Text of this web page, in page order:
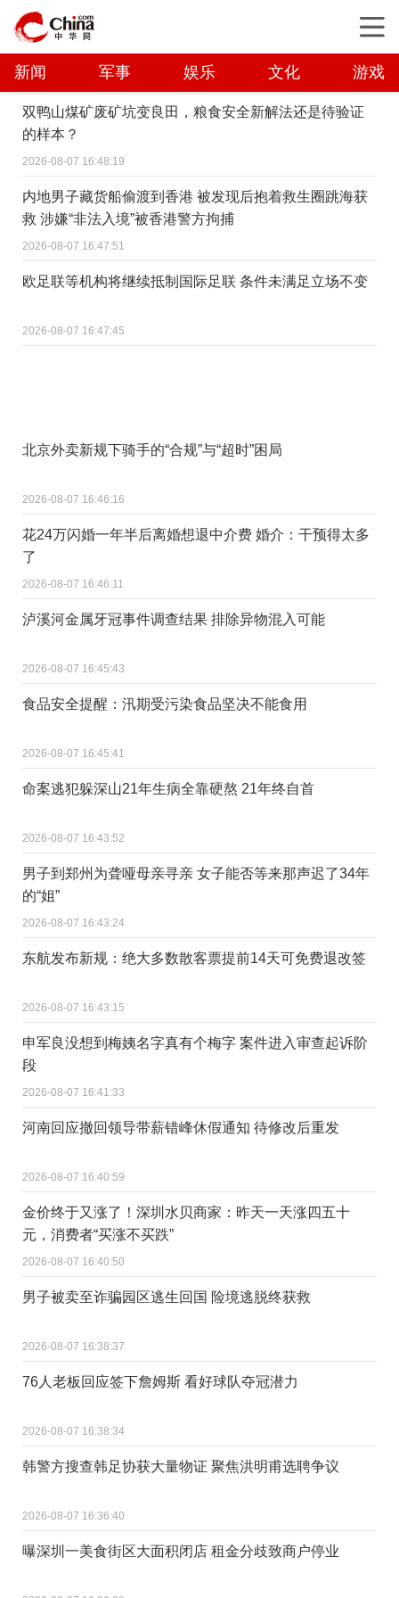
新闻 军事 娱乐 文化 游戏
双鸭山煤矿废矿坑变良田，粮食安全新解法还是待验证
的样本？
2026-08-07 16:48:19
内地男子藏货船偷渡到香港 被发现后抱着救生圈跳海获
救 涉嫌“非法入境”被香港警方拘捕
2026-08-07 16:47:51
欧足联等机构将继续抵制国际足联 条件未满足立场不变
2026-08-07 16:47:45
北京外卖新规下骑手的“合规”与“超时”困局
2026-08-07 16:46:16
花24万闪婚一年半后离婚想退中介费 婚介：干预得太多
了
2026-08-07 16:46:11
泸溪河金属牙冠事件调查结果 排除异物混入可能
2026-08-07 16:45:43
食品安全提醒：汛期受污染食品坚决不能食用
2026-08-07 16:45:41
命案逃犯躲深山21年生病全靠硬熬 21年终自首
2026-08-07 16:43:52
男子到郑州为聋哑母亲寻亲 女子能否等来那声迟了34年
的“姐”
2026-08-07 16:43:24
东航发布新规：绝大多数散客票提前14天可免费退改签
2026-08-07 16:43:15
申军良没想到梅姨名字真有个梅字 案件进入审查起诉阶
段
2026-08-07 16:41:33
河南回应撤回领导带薪错峰休假通知 待修改后重发
2026-08-07 16:40:59
金价终于又涨了！深圳水贝商家：昨天一天涨四五十
元，消费者“买涨不买跌”
2026-08-07 16:40:50
男子被卖至诈骗园区逃生回国 险境逃脱终获救
2026-08-07 16:38:37
76人老板回应签下詹姆斯 看好球队夺冠潜力
2026-08-07 16:38:34
韩警方搜查韩足协获大量物证 聚焦洪明甫选聘争议
2026-08-07 16:36:40
曝深圳一美食街区大面积闭店 租金分歧致商户停业